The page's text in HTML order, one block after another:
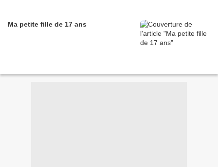
Ma petite fille de 17 ans